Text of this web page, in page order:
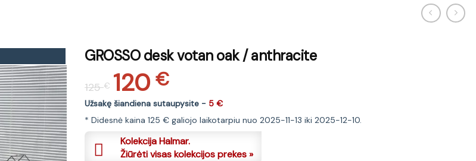
GROSSO desk votan oak / anthracite
125€
Original
price
was:
125 €.
120€
Current
price
is:
120 €.
Užsakę šiandiena sutaupysite - 5 €
* Didesnė kaina 125 € galiojo laikotarpiu nuo 2025-11-13 iki 2025-12-10.
Kolekcija Halmar.
Žiūrėti visas kolekcijos prekes »